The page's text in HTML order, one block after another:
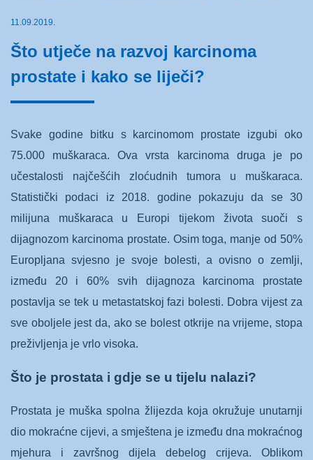
11.09.2019.
Što utječe na razvoj karcinoma
prostate i kako se liječi?
Svake godine bitku s karcinomom prostate izgubi oko
75.000 muškaraca. Ova vrsta karcinoma druga je po
učestalosti najčešćih zloćudnih tumora u muškaraca.
Statistički podaci iz 2018. godine pokazuju da se 30
milijuna muškaraca u Europi tijekom života suoči s
dijagnozom karcinoma prostate. Osim toga, manje od 50%
Europljana svjesno je svoje bolesti, a ovisno o zemlji,
između 20 i 60% svih dijagnoza karcinoma prostate
postavlja se tek u metastatskoj fazi bolesti. Dobra vijest za
sve oboljele jest da, ako se bolest otkrije na vrijeme, stopa
preživljenja je vrlo visoka.
Što je prostata i gdje se u tijelu nalazi?
Prostata je muška spolna žlijezda koja okružuje unutarnji
dio mokraćne cijevi, a smještena je između dna mokraćnog
mjehura i završnog dijela debelog crijeva. Oblikom